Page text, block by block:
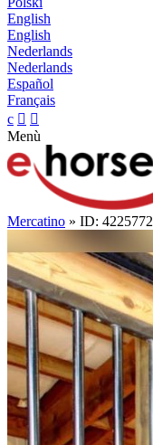
English
English
Nederlands
Nederlands
Español
Français
c  
Menù
Mercatino » ID: 4225772